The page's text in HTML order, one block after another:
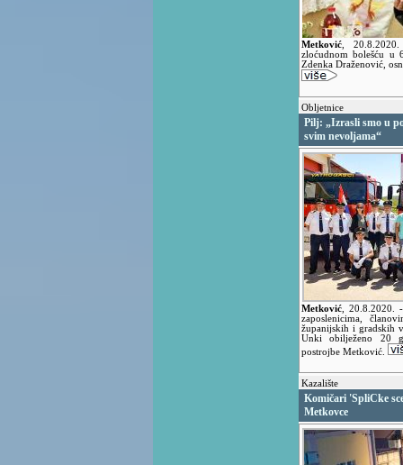
Metković
zloćudnom bolešću u
Zdenka Draženović,
Obljetnice
Pilj: „Izrasli smo u
svim nevoljama“
Metković 20.8.2020.
zaposlenicima,
županijskih i gradskih
Unki obilježeno 20
postrojbe Metković.
Kazalište
Komičari 'SpliCke
Metkovce